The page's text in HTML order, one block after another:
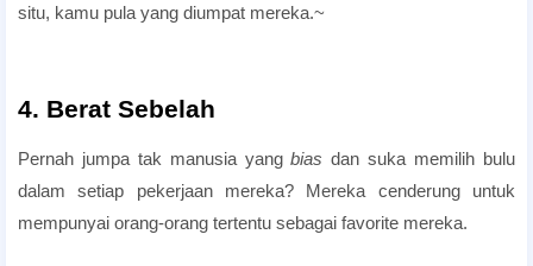
situ, kamu pula yang diumpat mereka.~
4. Berat Sebelah
Pernah jumpa tak manusia yangbias dan suka memilih bulu
dalam setiap pekerjaan mereka? Mereka cenderung untuk
mempunyai orang-orang tertentu sebagai favorite mereka.